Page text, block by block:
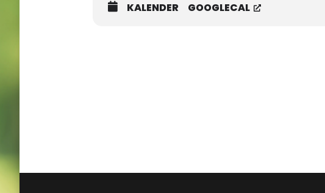
KALENDER GOOGLECAL